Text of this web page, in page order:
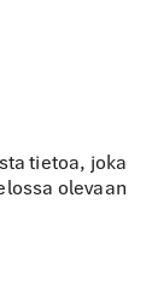
tietoa, joka
olevaan